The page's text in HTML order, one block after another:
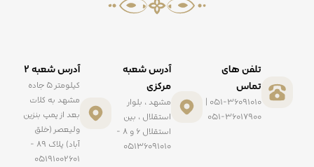
تلفن های
تماس
051-36091010 |
051-36017900
آدرس شعبه
مرکزی
مشهد ، بلوار
استقلال ، بین
استقلال ۶ و ۸ -
۰۵۱۳۶۰۹۱۰۱۰
آدرس شعبه ۲
کیلومتر ۵ جاده
مشهد به کلات
بعد از پمپ بنزین
ولیعصر (خلق
آباد) پلاک ۸۹ -
۰۵۱۹۱۰۰۲۶۰۱